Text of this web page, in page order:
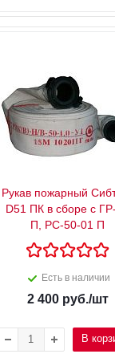
Рукав пожарный
D51 ПК в сборе с
П, РС-50-01 П
Есть в наличии
2 400руб./шт
В